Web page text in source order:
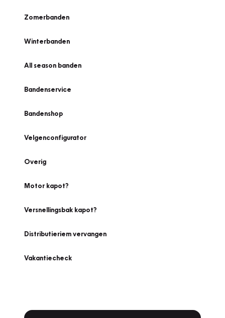
Zomerbanden
Winterbanden
All season banden
Bandenservice
Bandenshop
Velgenconfigurator
Overig
Motor kapot?
Versnellingsbak kapot?
Distributieriem vervangen
Vakantiecheck